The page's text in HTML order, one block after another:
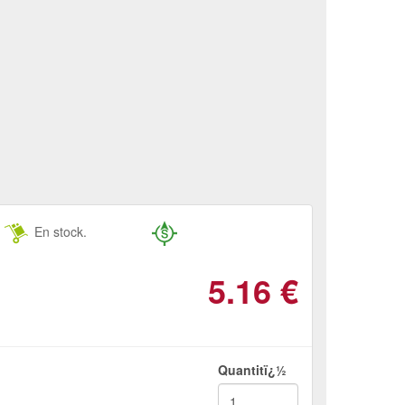
En stock.
5.16 €
Quantitï¿½